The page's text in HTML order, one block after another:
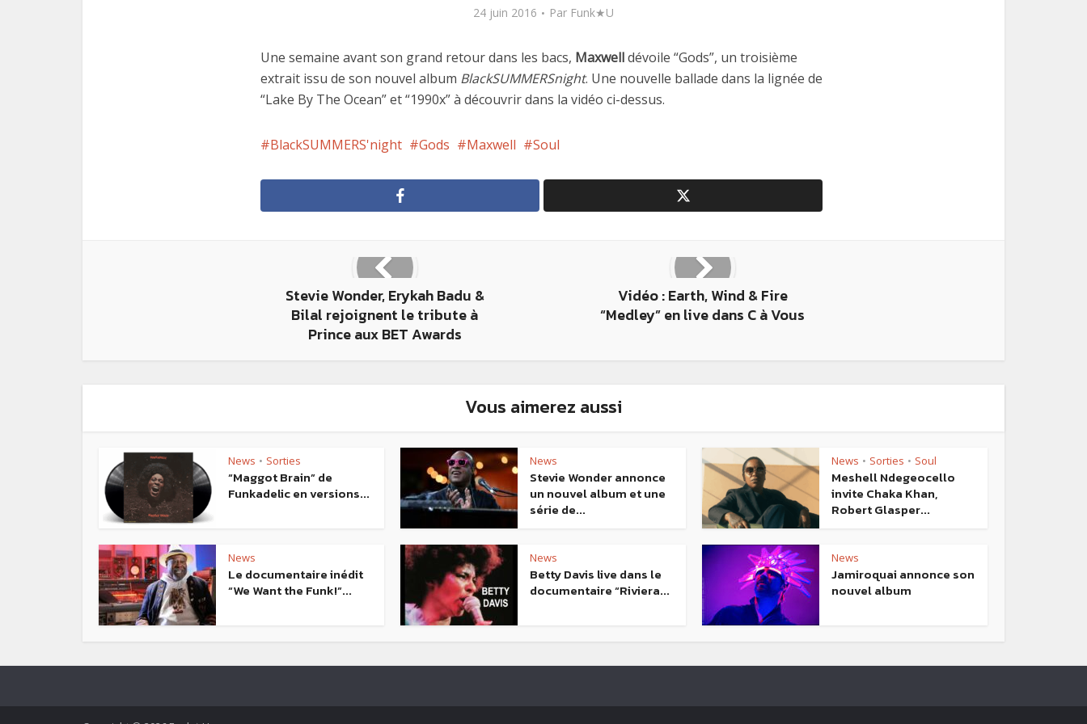
24 juin 2016 Par Funk★U
Une semaine avant son grand retour dans les bacs, Maxwelldévoile “Gods”, un troisième
extrait issu de son nouvel album BlackSUMMERSnight. Une nouvelle ballade dans la lignée de
“Lake By The Ocean” et “1990x” à découvrir dans la vidéo ci-dessus.
BlackSUMMERS'night Gods Maxwell Soul
Stevie Wonder, Erykah Badu &
Bilal rejoignent le tribute à
Prince aux BET Awards
Vidéo : Earth, Wind & Fire
“Medley” en live dans C à Vous
Vous aimerez aussi
News • Sorties
“Maggot Brain” de
Funkadelic en versions...
News
Stevie Wonder annonce
un nouvel album et une
série de...
News • Sorties • Soul
Meshell Ndegeocello
invite Chaka Khan,
Robert Glasper...
News
Le documentaire inédit
“We Want the Funk!”...
News
Betty Davis live dans le
documentaire “Riviera...
News
Jamiroquai annonce son
nouvel album